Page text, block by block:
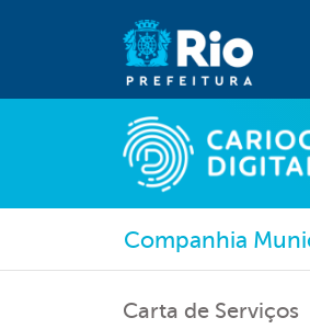
Pesquisar
Companhia
Carta de Serviços